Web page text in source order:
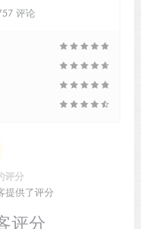
评分
评论
评分
提供了评分